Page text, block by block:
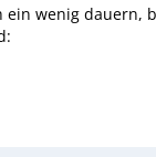
ein wenig dauern,